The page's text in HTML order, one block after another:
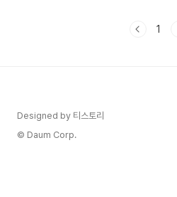
경 선수 너무 축하드립니다. 👇준우승~60위
1
Designed by 티스토리
© Daum Corp.